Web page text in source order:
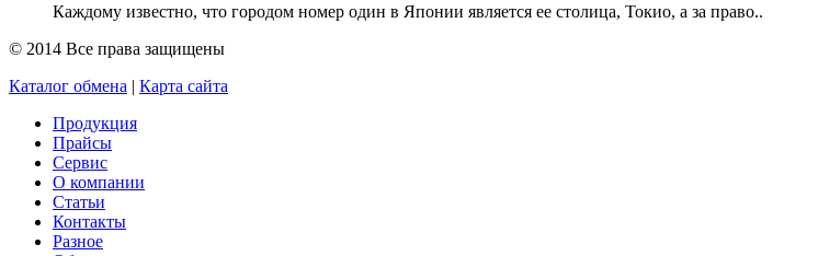
Каждому известно, что городом номер один в Японии является ее столица, Токио, а за право..
© 2014 Все права защищены
Каталог обмена | Карта сайта
Продукция
Прайсы
Сервис
О компании
Статьи
Контакты
Разное